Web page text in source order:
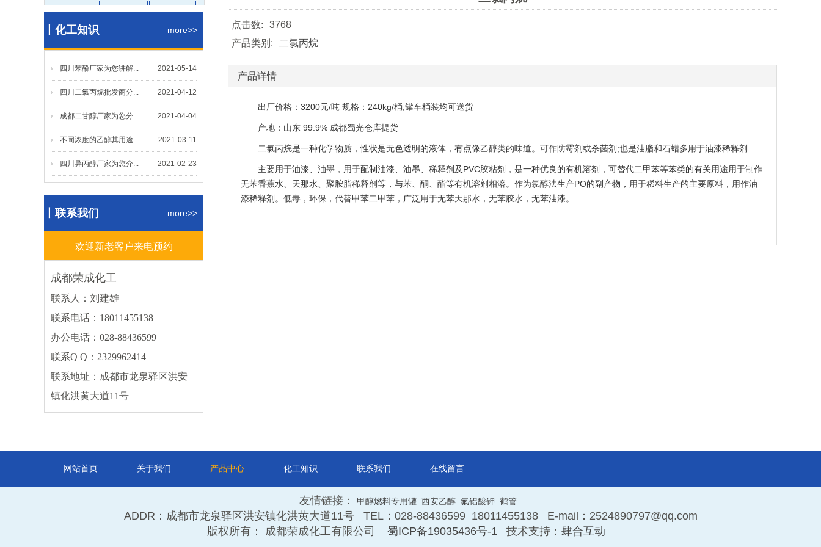
醋酸乙酯 醋酸丁酯 醋酸甲酯
碳酸二甲 仲丁酯
丙烯酸丁 羟乙酯 二辛酯
二丁酯 更多
醇醚类
PMA 乙二醇丁 MTBE
乙二醇乙 CAC 更多
酚酮类
环己酮 甲基异丁
丙酮 丁酮 更多
酸碱盐
片碱 盐酸
碳酸钠 丙烯酸
冰醋酸 硝酸
碳酸钾 更多
其他类
DMF 甲缩醛 甲醛
丨化工知识 more>>
四川苯酚厂家为您讲解... 2021-05-14
四川二氯丙烷批发商分... 2021-04-12
成都二甘醇厂家为您分... 2021-04-04
不同浓度的乙醇其用途... 2021-03-11
四川异丙醇厂家为您介... 2021-02-23
丨联系我们 more>>
欢迎新老客户来电预约
成都荣成化工
联系人：刘建雄
联系电话：18011455138
办公电话：028-88436599
联系Q Q：2329962414
联系地址：成都市龙泉驿区洪安
镇化洪黄大道11号
点击数:
3768
产品类别:
二氯丙烷
产品详情
出厂价格：3200元/吨 规格：240kg/桶;罐车桶装均可送货
产地：山东 99.9% 成都蜀光仓库提货
二氯丙烷是一种化学物质，性状是无色透明的液体，有点像乙醇类的味道。可作防霉剂或杀菌剂;也是油脂和石蜡多用于油漆稀释剂
主要用于油漆、油墨，用于配制油漆、油墨、稀释剂及PVC胶粘剂，是一种优良的有机溶剂，可替代二甲苯等苯类的有关用途用于制作
无苯香蕉水、天那水、聚胺脂稀释剂等，与苯、酮、酯等有机溶剂相溶。作为氯醇法生产PO的副产物，用于稀料生产的主要原料，用作油
漆稀释剂。低毒，环保，代替甲苯二甲苯，广泛用于无苯天那水，无苯胶水，无苯油漆。
网站首页 关于我们 产品中心 化工知识 联系我们 在线留言
友情链接： 甲醇燃料专用罐 西安乙醇 氟铝酸钾 鹤管
ADDR：成都市龙泉驿区洪安镇化洪黄大道11号 TEL：028-88436599 18011455138 E-mail：2524890797@qq.com
版权所有： 成都荣成化工有限公司 蜀ICP备19035436号-1技术支持： 肆合互动